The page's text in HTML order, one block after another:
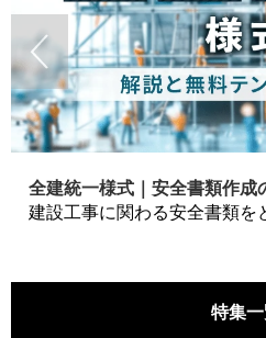
全建統一様式｜安全書類作成
特集